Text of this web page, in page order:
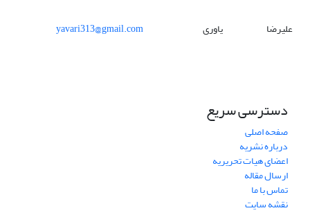
علیرضا یاوری yavari313@gmail.com
دسترسی سریع
صفحه اصلی
درباره نشریه
اعضای هیات تحریریه
ارسال مقاله
تماس با ما
نقشه سایت